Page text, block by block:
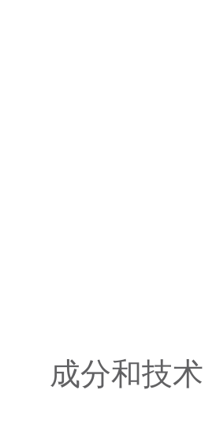
成分和技术